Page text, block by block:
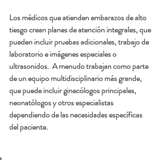
Los médicos que atienden embarazos de alto
tiesgo crean planes de atención integrales, que
pueden incluir pruebas adicionales, trabajo de
laboratorio e imágenes especiales o
ultrasonidos.  A menudo trabajan como parte
de un equipo multidisciplinario más grande,
que puede incluir ginecólogos principales,
neonatólogos y otros especialistas
dependiendo de las necesidades específicas
del paciente.